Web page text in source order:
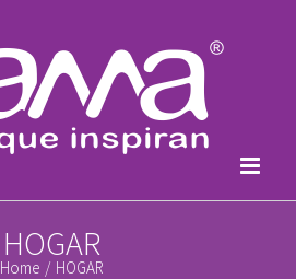
HOGAR
Home / HOGAR